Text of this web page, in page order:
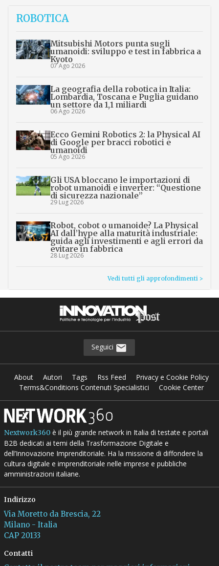
ROBOTICA
Mitsubishi Motors punta sugli
umanoidi: sviluppo e test in fabbrica a
Kyoto
07 Ago 2026
La geografia della robotica in Italia:
Lombardia, Toscana e Puglia guidano
un settore da 1,1 miliardi
06 Ago 2026
Ecco Gemini Robotics 2: la Physical AI
di Google per bracci robotici e
umanoidi
05 Ago 2026
Gli USA bloccano le importazioni di
robot umanoidi e inverter: “Questione
di sicurezza nazionale”
29 Lug 2026
Robot, cobot o umanoide? La Physical
AI dall’hype alla maturità industriale:
guida agli investimenti e agli errori da
evitare in fabbrica
28 Lug 2026
Vedi tutti gli approfondimenti >
Seguici
About Autori Tags Rss Feed
Privacy e Cookie Policy
Terms&Conditions Contenuti Specialistici
Cookie Center
Nextwork360è il più grande network in Italia di testate e portali
B2B dedicati ai temi della Trasformazione Digitale e
dell’Innovazione Imprenditoriale. Ha la missione di diffondere la
cultura digitale e imprenditoriale nelle imprese e pubbliche
amministrazioni italiane.
Indirizzo
Via Moretto da Brescia, 22
Milano - Italia
CAP 20133
Contatti